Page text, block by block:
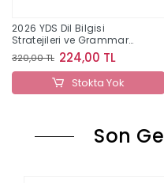
2026 YDS Dil Bilgisi
Stratejileri ve Grammar
Soru Bankası Benim
Hocam Yayınları
320,00 TL 224,00 TL
Stokta Yok
Son